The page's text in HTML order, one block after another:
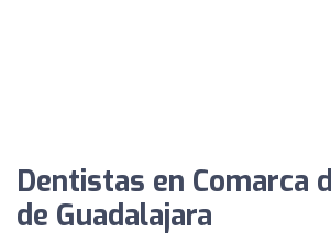
Dentistas en Comarca
de Guadalajara